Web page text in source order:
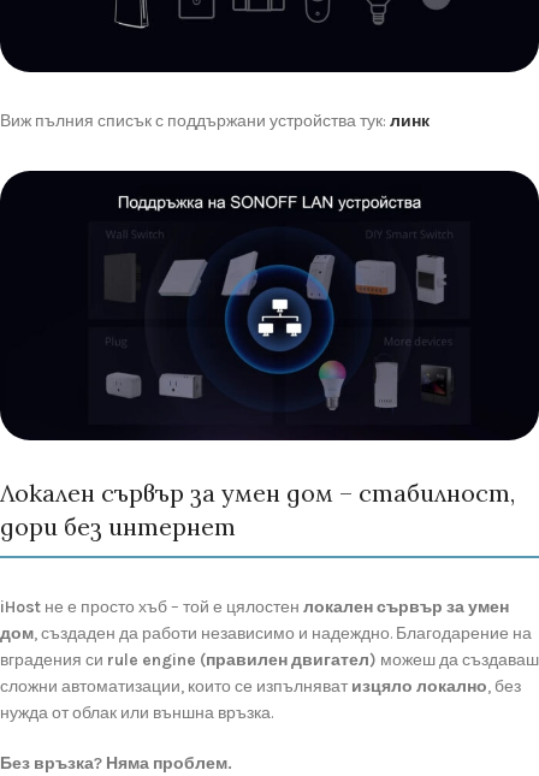
Виж пълния списъкс поддържани устройстватук: линк
Локален сървър за умен дом – стабилност,
дори без интернет
iHost не е просто хъб – той е цялостен локаленсървър заумен
дом,създаден да работи независимо и надеждно. Благодарение на
вградения си rule engine (правилендвигател) можешдасъздаваш
сложни автоматизации, които се изпълняват изцяло локално, без
нуждаотоблак или външна връзка.
Без връзка? Няма проблем.